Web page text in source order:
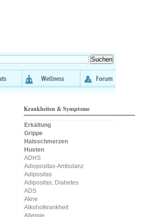
Krankheiten & Symptome
Erkältung
Grippe
Halsschmerzen
Husten
ADHS
Adiopositas-Ambulanz
Adipositas
Adipositas; Diabetes
ADS
Akne
Alkoholkrankheit
Allergie